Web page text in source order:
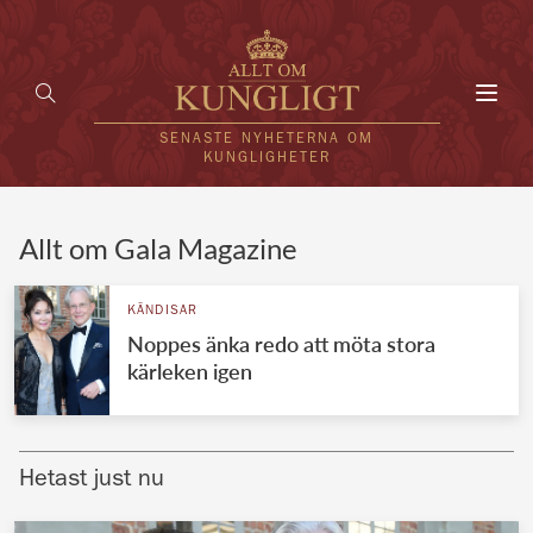
SENASTE NYHETERNA OM
KUNGLIGHETER
UTLÄNDSKT
VÄRLDENS KUNGAHUS
Brittiska kungahuset
Allt om Gala Magazine
KÄNDISAR
Noppes änka redo att möta stora
kärleken igen
Hetast just nu